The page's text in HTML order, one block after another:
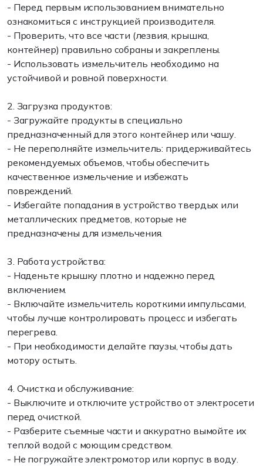
- Перед первым использованием внимательно
ознакомиться с инструкцией производителя.
- Проверить, что все части (лезвия, крышка,
контейнер) правильно собраны и закреплены.
- Использовать измельчитель необходимо на
устойчивой и ровной поверхности.
2. Загрузка продуктов:
- Загружайте продукты в специально
предназначенный для этого контейнер или чашу.
- Не переполняйте измельчитель: придерживайтесь
рекомендуемых объемов, чтобы обеспечить
качественное измельчение и избежать
повреждений.
- Избегайте попадания в устройство твердых или
металлических предметов, которые не
предназначены для измельчения.
3. Работа устройства:
- Наденьте крышку плотно и надежно перед
включением.
- Включайте измельчитель короткими импульсами,
чтобы лучше контролировать процесс и избегать
перегрева.
- При необходимости делайте паузы, чтобы дать
мотору остыть.
4. Очистка и обслуживание:
- Выключите и отключите устройство от электросети
перед очисткой.
- Разберите съемные части и аккуратно вымойте их
теплой водой с моющим средством.
- Не погружайте электромотор или корпус в воду.